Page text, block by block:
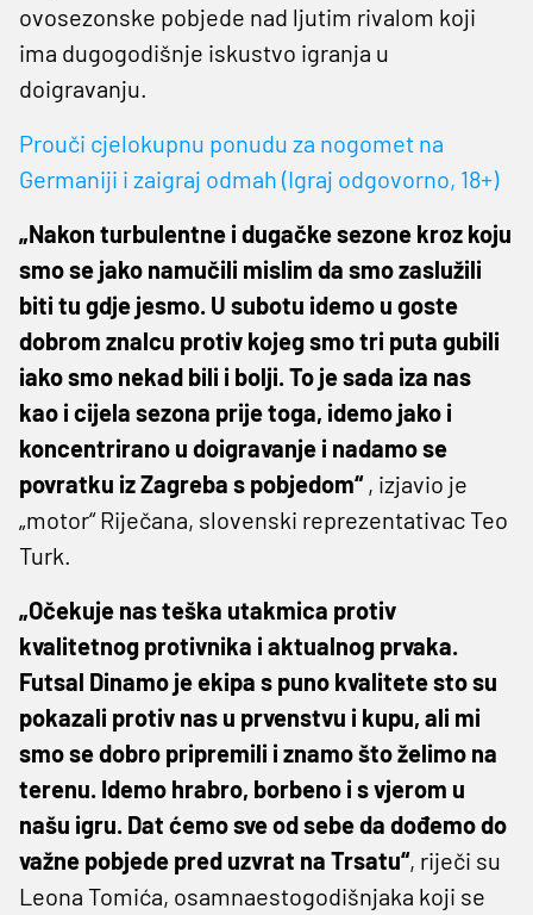
ovosezonske pobjede nad ljutim rivalom koji
ima dugogodišnje iskustvo igranja u
doigravanju.
Prouči cjelokupnu ponudu za nogomet na
Germaniji i zaigraj odmah (Igraj odgovorno, 18+)
„Nakon turbulentne i dugačke sezone kroz koju
smo se jako namučili mislim da smo zaslužili
biti tu gdje jesmo. U subotu idemo u goste
dobrom znalcu protiv kojeg smo tri puta gubili
iako smo nekad bili i bolji. To je sada iza nas
kao i cijela sezona prije toga, idemo jako i
koncentrirano u doigravanje i nadamo se
povratku iz Zagreba s pobjedom“ , izjavio je
„motor“ Riječana, slovenski reprezentativac Teo
Turk.
„Očekuje nas teška utakmica protiv
kvalitetnog protivnika i aktualnog prvaka.
Futsal Dinamo je ekipa s puno kvalitete sto su
pokazali protiv nas u prvenstvu i kupu, ali mi
smo se dobro pripremili i znamo što želimo na
terenu. Idemo hrabro, borbeno i s vjerom u
našu igru. Dat ćemo sve od sebe da dođemo do
važne pobjede pred uzvrat na Trsatu“, riječi su
Leona Tomića, osamnaestogodišnjaka koji se